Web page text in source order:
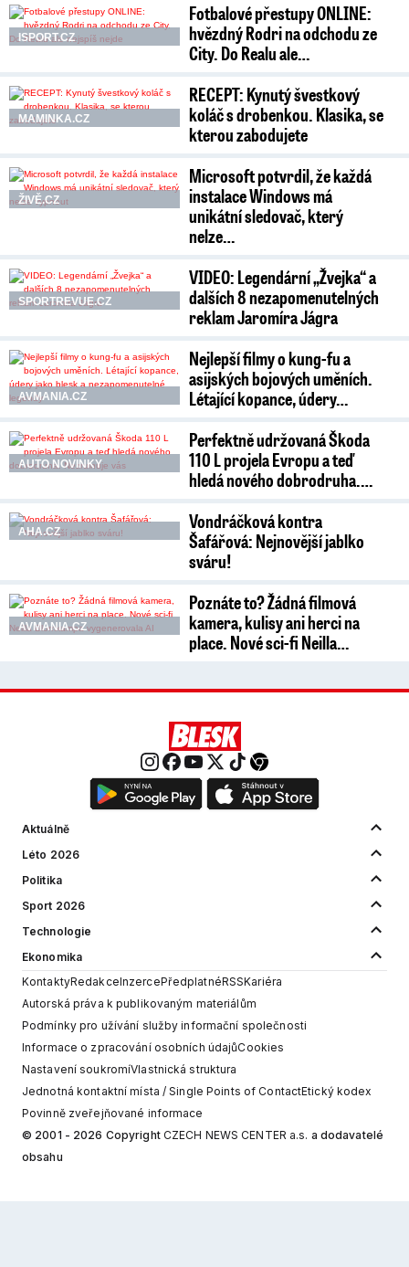
ISPORT.CZ
Fotbalové přestupy ONLINE:
hvězdný Rodri na odchodu ze
City. Do Realu ale…
MAMINKA.CZ
RECEPT: Kynutý švestkový
koláč s drobenkou. Klasika, se
kterou zabodujete
ŽIVĚ.CZ
Microsoft potvrdil, že každá
instalace Windows má
unikátní sledovač, který
nelze…
SPORTREVUE.CZ
VIDEO: Legendární „Žvejka“ a
dalších 8 nezapomenutelných
reklam Jaromíra Jágra
AVMANIA.CZ
Nejlepší filmy o kung-fu a
asijských bojových uměních.
Létající kopance, údery…
AUTO NOVINKY
Perfektně udržovaná Škoda
110 L projela Evropu a teď
hledá nového dobrodruha.…
AHA.CZ
Vondráčková kontra
Šafářová: Nejnovější jablko
sváru!
AVMANIA.CZ
Poznáte to? Žádná filmová
kamera, kulisy ani herci na
place. Nové sci-fi Neilla…
Aktuálně
Léto 2026
Politika
Sport 2026
Technologie
Ekonomika
KontaktyRedakceInzercePředplatnéRSSKariéra
Autorská práva k publikovaným materiálům
Podmínky pro užívání služby informační společnosti
Informace o zpracování osobních údajůCookies
Nastavení soukromíVlastnická struktura
Jednotná kontaktní místa / Single Points of ContactEtický kodex
Povinně zveřejňované informace
© 2001 - 2026 Copyright CZECH NEWS CENTER a.s. a dodavatelé
obsahu